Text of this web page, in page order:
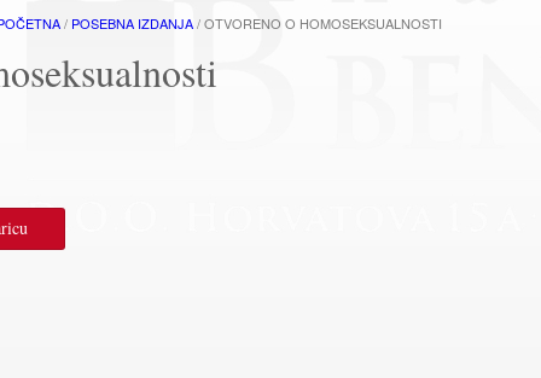
/ POSEBNA IZDANJA/ OTVORENO O HOMOSEKSUALNOSTI